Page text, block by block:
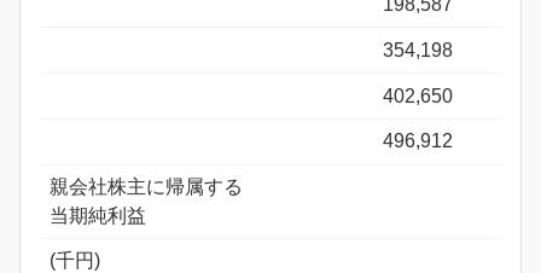
198,587
354,198
402,650
496,912
親会社株主に帰属する
当期純利益
(千円)